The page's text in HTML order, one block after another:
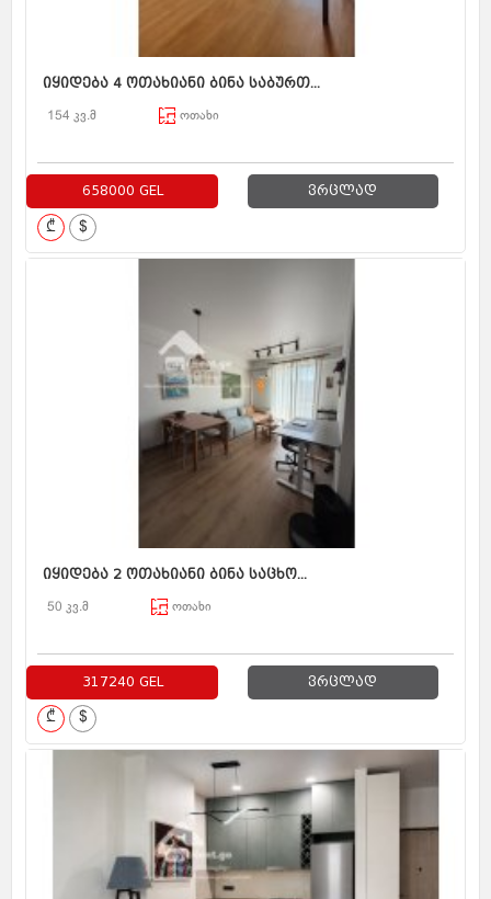
იყიდება 4 ოთახიანი ბინა საბურთ...
154 კვ.მ ოთახი
658000 GEL ვრცლად
₾ $
იყიდება 2 ოთახიანი ბინა საცხო...
50 კვ.მ ოთახი
317240 GEL ვრცლად
₾ $